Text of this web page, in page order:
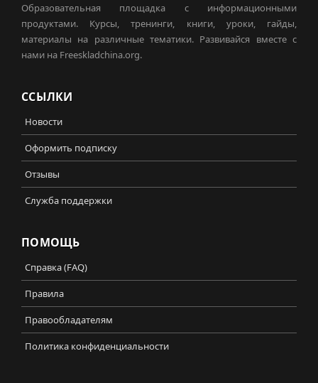
Образовательная площадка с информационными
продуктами. Курсы, тренинги, книги, уроки, гайды,
материалы на различные тематики. Развивайся вместе с
нами на Freeskladchina.org.
ССЫЛКИ
Новости
Оформить подписку
Отзывы
Служба поддержки
ПОМОЩЬ
Справка (FAQ)
Правила
Правообладателям
Политика конфиденциальности